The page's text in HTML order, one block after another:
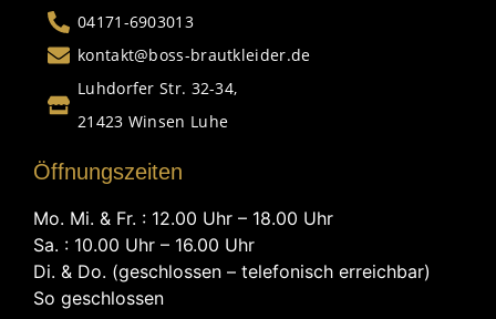
04171-6903013
kontakt@boss-brautkleider.de
Luhdorfer Str. 32-34,
21423 Winsen Luhe
Öffnungszeiten
Mo. Mi. & Fr. : 12.00 Uhr – 18.00 Uhr
Sa. : 10.00 Uhr – 16.00 Uhr
Di. & Do. (geschlossen – telefonisch erreichbar)
So geschlossen